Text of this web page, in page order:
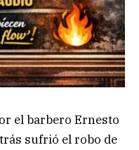
el barbero Ernesto
sufrió el robo de